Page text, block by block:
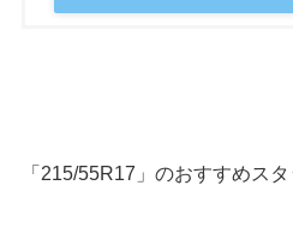
「215/55R17」のおすすめス